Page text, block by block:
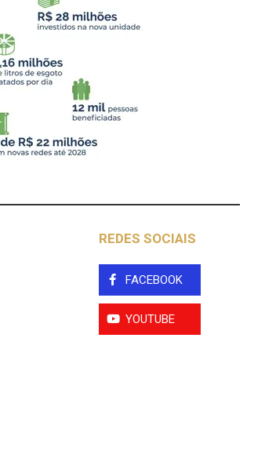
REDES SOCIAIS
FACEBOOK
YOUTUBE